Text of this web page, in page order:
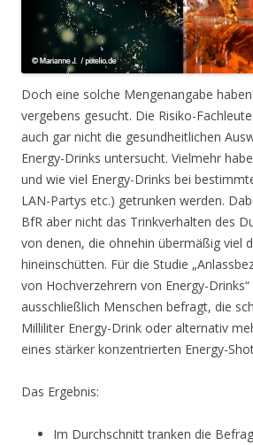
Doch eine solche Mengenangabe
vergebens gesucht. Die Risiko-
auch gar nicht die gesundheitlichen
Energy-Drinks untersucht. Vielmehr
und wie viel Energy-Drinks bei
LAN-Partys etc.) getrunken werden.
BfR aber nicht das Trinkverhalten des
von denen, die ohnehin übermäßig viel
hineinschütten. Für die Studie
von Hochverzehrern von Energy-
ausschließlich Menschen befragt, die
Milliliter Energy-Drink oder alternativ
eines stärker konzentrierten Energy-
Das Ergebnis:
Im Durchschnitt tranken die